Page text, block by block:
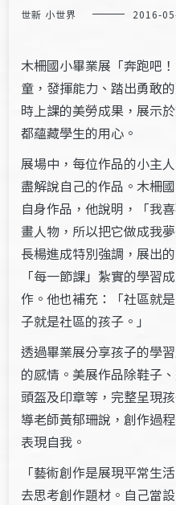
世新 小世界 2016-
木柵國小畢業展「奔跑吧
童，發揮能力、踏出勇敢
時上課的美勞成果，展示
都蘊藏學生的用心。
展場中，每位作品的小主
盡解說自己的作品。木柵
自身作品，他說明，「我
畫人物，所以把它做成我
長楊進成特別強調，展出
「每一節課」紮實的學習
作。他也補充：「社區就
子就是社區的孩子。」
透過畢業展分享孩子的學
的感情。美展作品除鞋子
頭盔及印章等，完整呈現
導老師黃郁珊說，創作過
表現自我。
「藝術創作是展現平常生
去思考創作題材。自己當